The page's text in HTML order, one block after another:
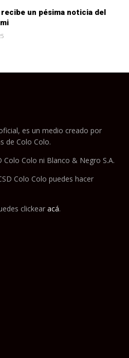
recibe un pésima noticia del
es un medio creado por
de Colo Colo.
Colo Colo ni Blanco & Negro S.A.
Colo Colo puedes hacer
clickear acá.